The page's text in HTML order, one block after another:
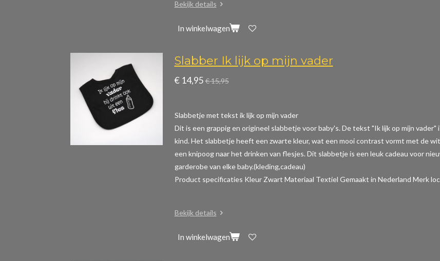
Bekijk details
In winkelwagen
Slabber Ik lijk op mijn vader
€ 14,95 € 15,95
Slabbetje met tekst ik lijk op mijn vader
Dit is een grappig en origineel slabbetje voor baby's. De tekst "Ik lijk op mijn
kind. Het slabbetje heeft een zwarte kleur, wat een mooi contrast vormt met de
een knipoog naar het drinken van flesjes. Dit slabbetje is een leuk cadeau voor
garderobe van elke baby.(kleding,cadeau)
Product specificaties Kleur Zwart Materiaal Textiel Gemaakt in Nederland Merk
Bekijk details
In winkelwagen